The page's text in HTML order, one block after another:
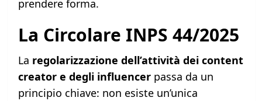
prendere forma.
La Circolare INPS 44/2025
La regolarizzazione dell’attività dei content
creator e degli influencerpassa da un
principio chiave: non esiste un’unica